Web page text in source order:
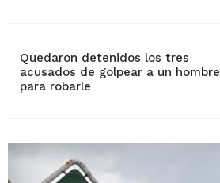
Quedaron detenidos los tres
acusados de golpear a un hombre
para robarle